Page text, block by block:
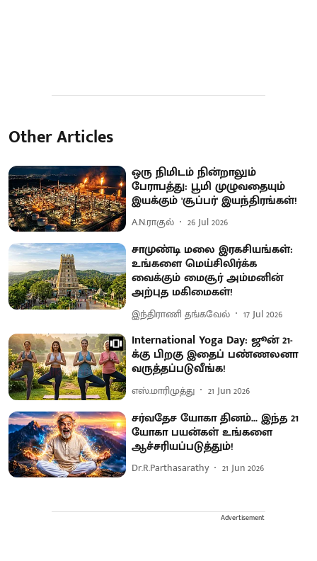
Other Articles
ஒரு நிமிடம் நின்றாலும்
பேராபத்து: பூமி முழுவதையும்
இயக்கும் 'சூப்பர்' இயந்திரங்கள்!
A.N.ராகுல் 26 Jul 2026
சாமுண்டி மலை இரகசியங்கள்:
உங்களை மெய்சிலிர்க்க
வைக்கும் மைசூர் அம்மனின்
அற்புத மகிமைகள்!
இந்திராணி தங்கவேல் 17 Jul 2026
International Yoga Day: ஜூன் 21-
க்கு பிறகு இதைப் பண்ணலனா
வருத்தப்படுவீங்க!
எஸ்.மாரிமுத்து 21 Jun 2026
சர்வதேச யோகா தினம்... இந்த 21
யோகா பயன்கள் உங்களை
ஆச்சரியப்படுத்தும்!
Dr.R.Parthasarathy 21 Jun 2026
Advertisement